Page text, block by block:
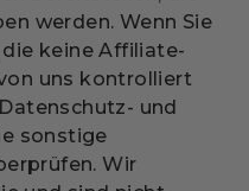
werden. Wenn Sie
keine Affiliate-
uns kontrolliert
und
sonstige
Wir